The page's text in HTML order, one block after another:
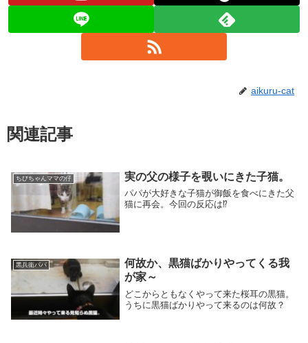
aikuru-cat
関連記事
ちびちゃんママの仔 実の父の様子を覗いにきた子猫。
パパが大好きな子猫が御飯を食べにきた父
猫に再会。今回の反応は⁉
黒兵衛パパ
何故か、黒猫ばかりやってくる我
が家～
どこからともなくやって来た桜耳の黒猫。
うちに黒猫ばかりやって来るのは何故？